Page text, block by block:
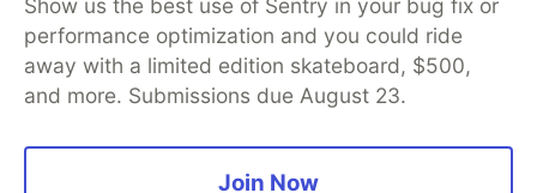
Show us the best use of Sentry in your bug fix or
performance optimization and you could ride
away with a limited edition skateboard, $500,
and more. Submissions due August 23.
Join Now
Organization Accounts
DEV Showcase About
Contact
Free Postgres Database
DEV Shop
MLH
Code of Conduct
Privacy Policy
Terms of Use
Built on
Forem — the open source software that powers
and other inclusive communities.